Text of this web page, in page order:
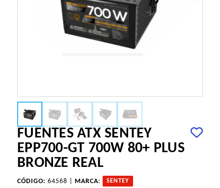
FUENTES ATX SENTEY
EPP700-GT 700W 80+ PLUS
BRONZE REAL
CÓDIGO: 64568 | MARCA: SENTEY